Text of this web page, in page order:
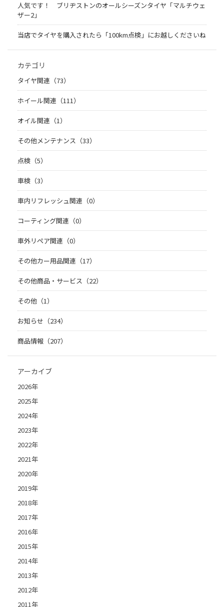
人気です！ ブリヂストンのオールシーズンタイヤ「マルチウェ
ザー2」
当店でタイヤを購入されたら「100km点検」にお越しくださいね
カテゴリ
タイヤ関連（73）
ホイール関連（111）
オイル関連（1）
その他メンテナンス（33）
点検（5）
車検（3）
車内リフレッシュ関連（0）
コーティング関連（0）
車外リペア関連（0）
その他カー用品関連（17）
その他商品・サービス（22）
その他（1）
お知らせ（234）
商品情報（207）
アーカイブ
2026年
2025年
2024年
2023年
2022年
2021年
2020年
2019年
2018年
2017年
2016年
2015年
2014年
2013年
2012年
2011年